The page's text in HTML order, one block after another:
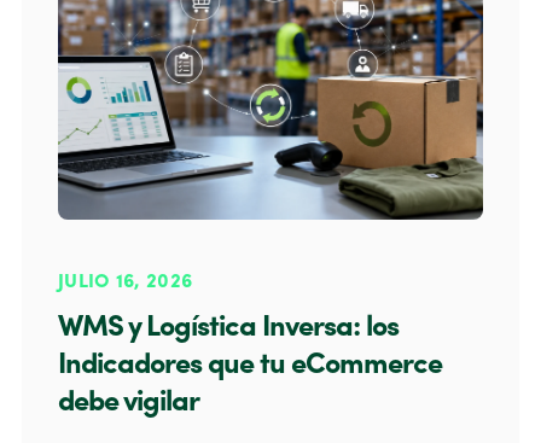
JULIO 16, 2026
WMS y Logística Inversa: los
Indicadores que tu eCommerce
debe vigilar